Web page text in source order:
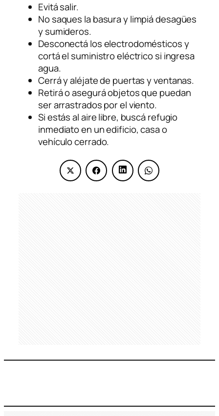
Evitá salir.
No saques la basura y limpiá desagües
y sumideros.
Desconectá los electrodomésticos y
cortá el suministro eléctrico si ingresa
agua.
Cerrá y aléjate de puertas y ventanas.
Retirá o asegurá objetos que puedan
ser arrastrados por el viento.
Si estás al aire libre, buscá refugio
inmediato en un edificio, casa o
vehículo cerrado.